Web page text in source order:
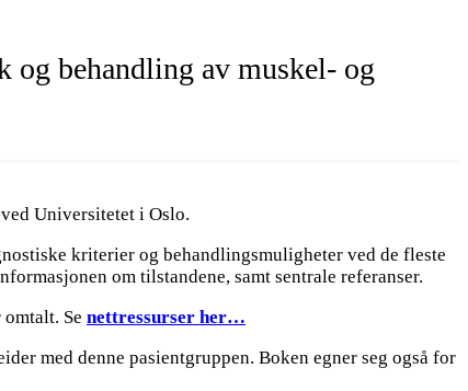
og behandling av muskel- og
Universitetet i Oslo.
kriterier og behandlingsmuligheter ved de fleste
om tilstandene, samt sentrale referanser.
Se nettressurser her…
med denne pasientgruppen. Boken egner seg også for